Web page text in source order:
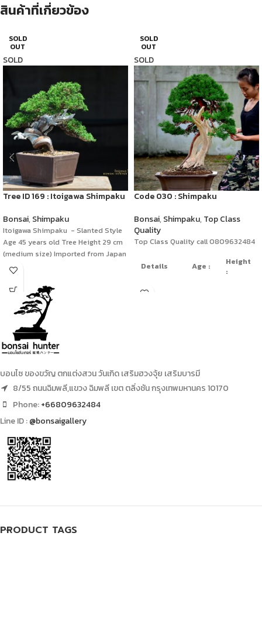
สินค้าที่เกี่ยวข้อง
SOLD
OUT
SOLD
Tree ID 169 : Itoigawa Shimpaku
Bonsai,Shimpaku
Itoigawa Shimpaku - Slanted Style
Age 45 years old Tree Height 29 cm
(medium size) Imported from Japan
SOLD
OUT
SOLD
Code 030 : Shimpaku
Bonsai,Shimpaku,Top Class
Quality
Top Class Quality call 0809632484
Details Age :
Height
:
บอนไซ ของขวัญ ตกแต่งสวน วันเกิด เสริมฮวงจุ้ย เสริมบารมี
8/55 ถนนฉิมพลี,แขวง ฉิมพลี เขต ตลิ่งชัน กรุงเทพมหานคร 10170
Phone:+66809632484
Line ID :@bonsaigallery
PRODUCT TAGS